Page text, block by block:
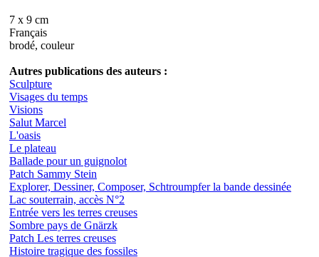
7 x 9 cm
Français
brodé, couleur
Autres publications des auteurs :
Sculpture
Visages du temps
Visions
Salut Marcel
L'oasis
Le plateau
Ballade pour un guignolot
Patch Sammy Stein
Explorer, Dessiner, Composer, Schtroumpfer la bande dessinée
Lac souterrain, accès N°2
Entrée vers les terres creuses
Sombre pays de Gnärzk
Patch Les terres creuses
Histoire tragique des fossiles